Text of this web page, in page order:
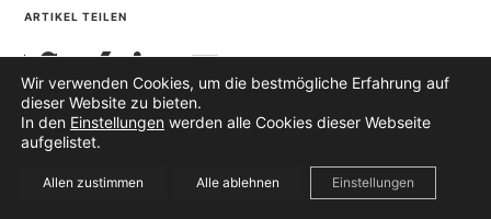
ARTIKEL TEILEN
Datenschutz|Impressum
Wir verwenden Cookies, um die bestmögliche Erfahrung auf
dieser Website zu bieten.
In den Einstellungen werden alle Cookies dieser Webseite
aufgelistet.
Allen zustimmen Alle ablehnen Einstellungen